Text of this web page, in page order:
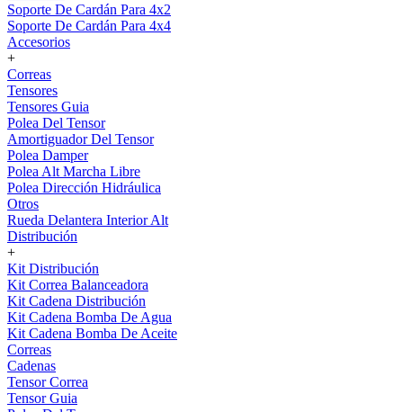
Soporte De Cardán Para 4x2
Soporte De Cardán Para 4x4
Accesorios
+
Correas
Tensores
Tensores Guia
Polea Del Tensor
Amortiguador Del Tensor
Polea Damper
Polea Alt Marcha Libre
Polea Dirección Hidráulica
Otros
Rueda Delantera Interior Alt
Distribución
+
Kit Distribución
Kit Correa Balanceadora
Kit Cadena Distribución
Kit Cadena Bomba De Agua
Kit Cadena Bomba De Aceite
Correas
Cadenas
Tensor Correa
Tensor Guia